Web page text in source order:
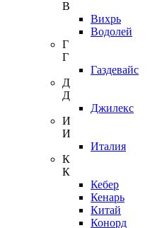
В
Вихрь
Водолей
Г
Г
Газдевайс
Д
Д
Джилекс
И
И
Италия
К
К
Кебер
Кенарь
Китай
Конорд